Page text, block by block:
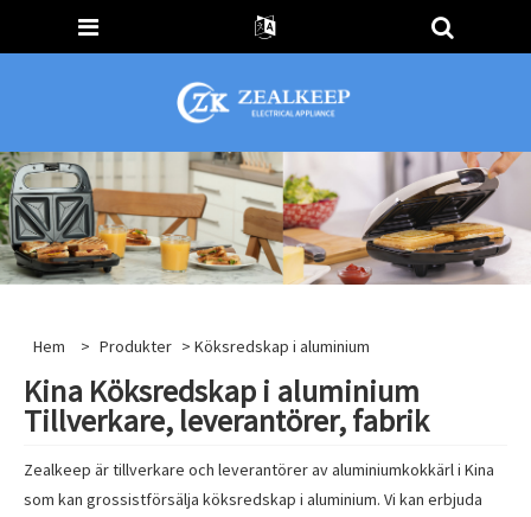
Hem > Produkter > Köksredskap i aluminium
Kina Köksredskap i aluminium
Tillverkare, leverantörer, fabrik
Zealkeep är tillverkare och leverantörer av aluminiumkokkärl i Kina
som kan grossistförsälja köksredskap i aluminium. Vi kan erbjuda